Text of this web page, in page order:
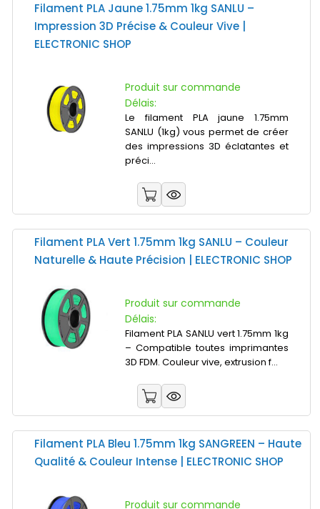
Filament PLA Jaune 1.75mm 1kg SANLU –
Impression 3D Précise & Couleur Vive |
ELECTRONIC SHOP
Produit sur commande
Délais:
Le filament PLA jaune 1.75mm
SANLU (1kg) vous permet de créer
des impressions 3D éclatantes et
préci...
Filament PLA Vert 1.75mm 1kg SANLU – Couleur
Naturelle & Haute Précision | ELECTRONIC SHOP
Produit sur commande
Délais:
Filament PLA SANLU vert 1.75mm 1kg
– Compatible toutes imprimantes
3D FDM. Couleur vive, extrusion f...
Filament PLA Bleu 1.75mm 1kg SANGREEN – Haute
Qualité & Couleur Intense | ELECTRONIC SHOP
Produit sur commande